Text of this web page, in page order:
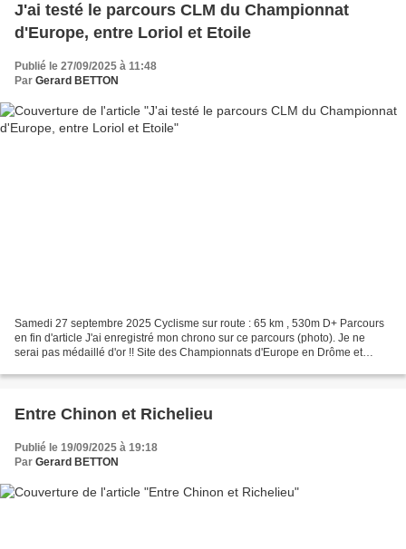
J'ai testé le parcours CLM du Championnat
d'Europe, entre Loriol et Etoile
Publié le 27/09/2025 à 11:48
Par Gerard BETTON
Samedi 27 septembre 2025 Cyclisme sur route : 65 km , 530m D+ Parcours
en fin d'article J'ai enregistré mon chrono sur ce parcours (photo). Je ne
serai pas médaillé d'or !! Site des Championnats d'Europe en Drôme et
Entre Chinon et Richelieu
Publié le 19/09/2025 à 19:18
Par Gerard BETTON